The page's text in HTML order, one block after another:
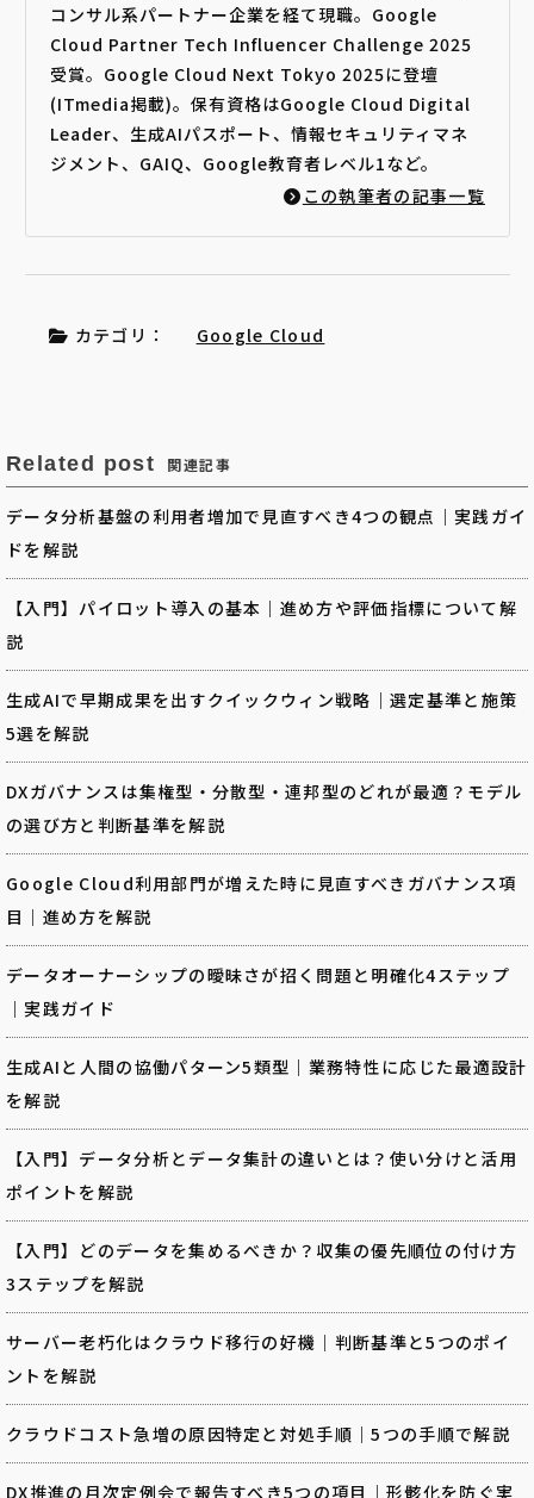
コンサル系パートナー企業を経て現職。Google
Cloud Partner Tech Influencer Challenge 2025
受賞。Google Cloud Next Tokyo 2025に登壇
(ITmedia掲載)。保有資格はGoogle Cloud Digital
Leader、生成AIパスポート、情報セキュリティマネ
ジメント、GAIQ、Google教育者レベル1など。
この執筆者の記事一覧
カテゴリ： Google Cloud
Related post 関連記事
データ分析基盤の利用者増加で見直すべき4つの観点｜実践ガイ
ドを解説
【入門】パイロット導入の基本｜進め方や評価指標について解
説
生成AIで早期成果を出すクイックウィン戦略｜選定基準と施策
5選を解説
DXガバナンスは集権型・分散型・連邦型のどれが最適？モデル
の選び方と判断基準を解説
Google Cloud利用部門が増えた時に見直すべきガバナンス項
目｜進め方を解説
データオーナーシップの曖昧さが招く問題と明確化4ステップ
｜実践ガイド
生成AIと人間の協働パターン5類型｜業務特性に応じた最適設計
を解説
【入門】データ分析とデータ集計の違いとは？使い分けと活用
ポイントを解説
【入門】どのデータを集めるべきか？収集の優先順位の付け方
3ステップを解説
サーバー老朽化はクラウド移行の好機｜判断基準と5つのポイ
ントを解説
クラウドコスト急増の原因特定と対処手順｜5つの手順で解説
DX推進の月次定例会で報告すべき5つの項目｜形骸化を防ぐ実